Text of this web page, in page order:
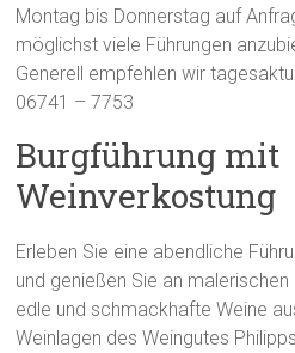
Montag bis Donnerstag auf
möglichst viele Führungen
Generell empfehlen wir
06741 – 7753
Burgführung mit
Weinverkostung
Erleben Sie eine abendliche
und genießen Sie an
edle und schmackhafte Weine
Weinlagen des Weingutes